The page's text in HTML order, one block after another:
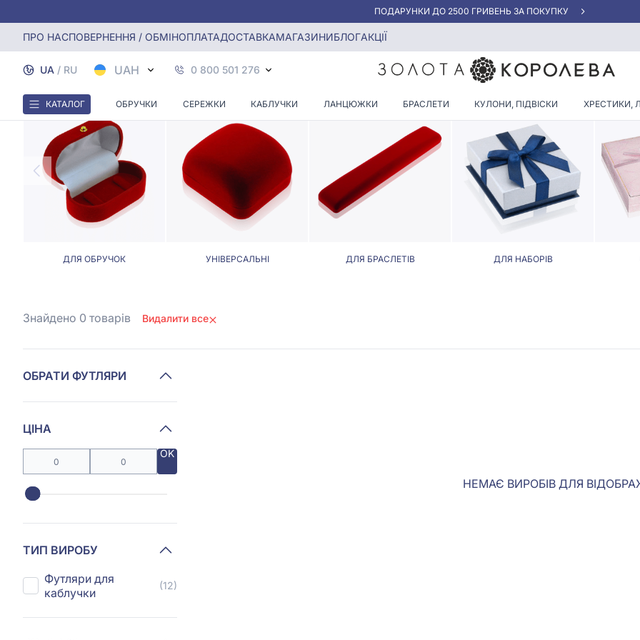
АКЦІЯ ДЛЯ КЛІЄНТІВ "НОВА ПОШТА"
ПРО НАСПОВЕРНЕННЯ / ОБМІНОПЛАТАДОСТАВКАМАГАЗИНИБЛОГАКЦІЇ
UA / RU UAH 0 800 501 276
КАТАЛОГ ОБРУЧКИ СЕРЕЖКИ КАБЛУЧКИ ЛАНЦЮЖКИ БРАСЛЕТИ КУЛОНИ, ПІДВІСКИ ХРЕСТИКИ,
Головна Футляри Футляри для пусет
ФУТЛЯРИ ДЛЯ ПУСЕТ
ДЛЯ ОБРУЧОК УНІВЕРСАЛЬНІ ДЛЯ БРАСЛЕТІВ ДЛЯ НАБОРІВ
Знайдено 0 товарів Видалити все
ОБРАТИ ФУТЛЯРИ
ЦІНА
OK
ТИП ВИРОБУ
Футляри для
каблучки
(12)
НЕМАЄ ВИРОБІВ ДЛЯ